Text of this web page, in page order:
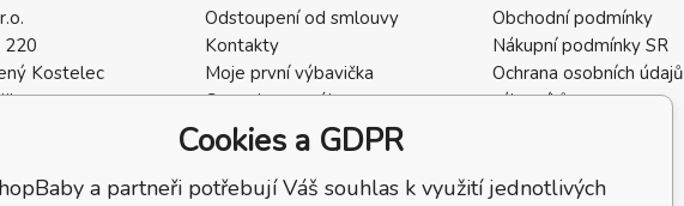
220
Kostelec
Odstoupení od smlouvy
Kontakty
Moje první výbavička
Ceny dopravného
Vrácení zboží / Reklamace
Reklamace
Recenze
Obchodní podmínky
Nákupní podmínky SR
Ochrana osobních údajů
zákazníků
Cookies a GDPR
a partneři potřebují Váš souhlas k využití jednotlivých